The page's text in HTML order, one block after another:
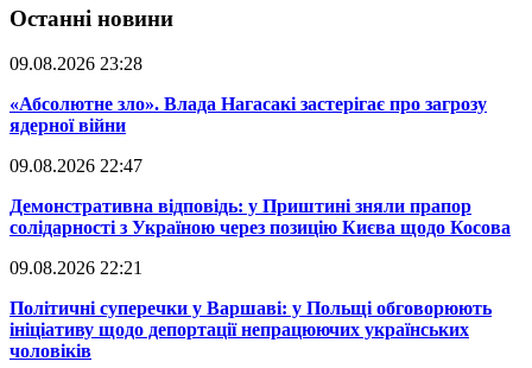
Останні новини
09.08.2026 23:28
​«Абсолютне зло». Влада Нагасакі застерігає про загрозу
ядерної війни
09.08.2026 22:47
​Демонстративна відповідь: у Приштині зняли прапор
солідарності з Україною через позицію Києва щодо Косова
09.08.2026 22:21
​Політичні суперечки у Варшаві: у Польщі обговорюють
ініціативу щодо депортації непрацюючих українських
чоловіків